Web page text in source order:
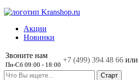
Акции
Новинки
Звоните нам
Пн-Сб 09:00 - 18:00
+7 (499) 394 48 66 или